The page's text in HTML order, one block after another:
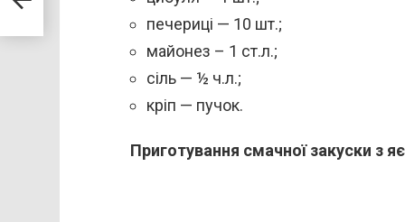
печериці — 10 шт.;
майонез – 1 ст.л.;
сіль — ½ ч.л.;
кріп — пучок.
Приготування смачної закуски з